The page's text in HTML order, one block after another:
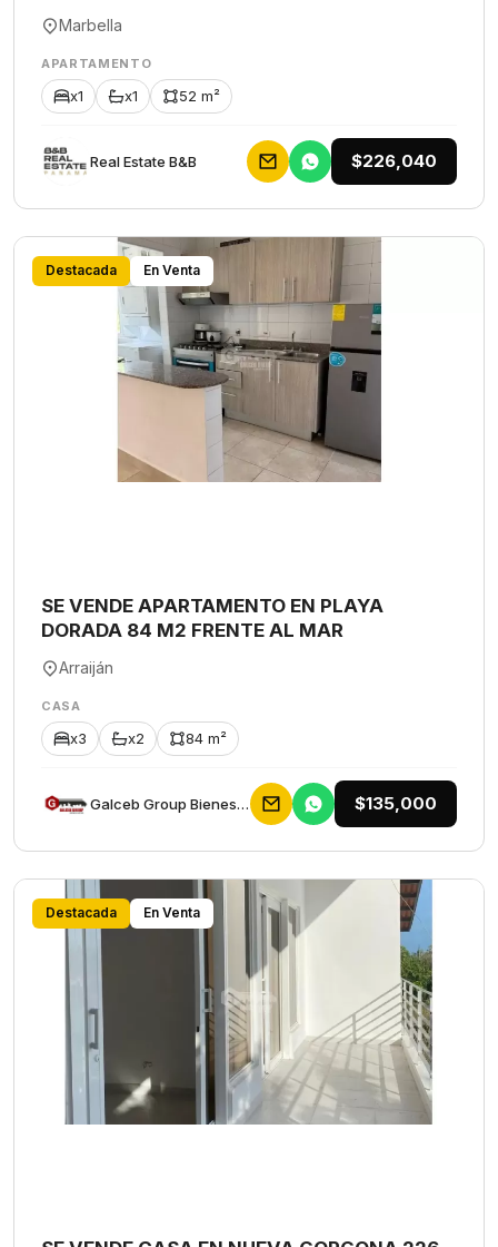
Marbella
APARTAMENTO
x1 x1 52 m²
Rеаl Еstаtе В&В $226,040
Destacada En Venta
SE VENDE APARTAMENTO EN PLAYA
DORADA 84 M2 FRENTE AL MAR
Arraiján
CASA
x3 x2 84 m²
Galceb Group Bienes Raices $135,000
Destacada En Venta